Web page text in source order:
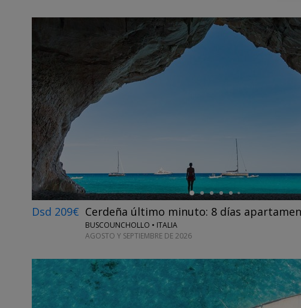
←
Dsd 209€ Cerdeña último minuto: 8 días
BUSCOUNCHOLLO • ITALIA
AGOSTO Y SEPTIEMBRE DE 2026